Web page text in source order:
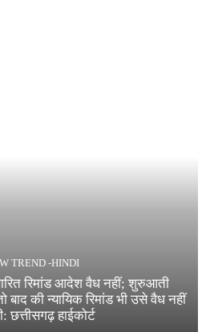
TREND -HINDI
रिमांड आदेश वैध नहीं; शुरुआती
बाद की न्यायिक रिमांड भी उसे वैध नहीं
छत्तीसगढ़ हाईकोर्ट